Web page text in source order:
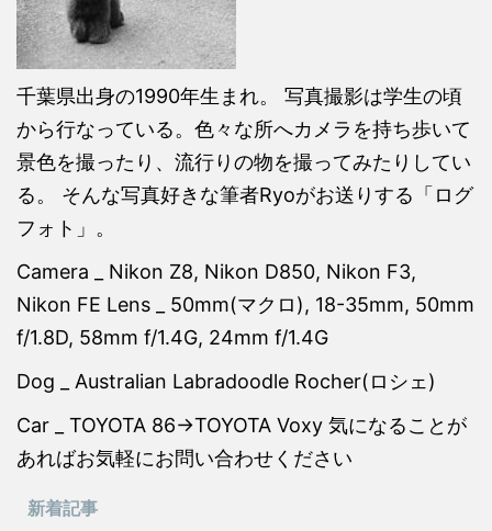
千葉県出身の1990年生まれ。 写真撮影は学生の頃
から行なっている。色々な所へカメラを持ち歩いて
景色を撮ったり、流行りの物を撮ってみたりしてい
る。 そんな写真好きな筆者Ryoがお送りする「ログ
フォト」。
Camera _ Nikon Z8, Nikon D850, Nikon F3,
Nikon FE Lens _ 50mm(マクロ), 18-35mm, 50mm
f/1.8D, 58mm f/1.4G, 24mm f/1.4G
Dog _ Australian Labradoodle Rocher(ロシェ)
Car _ TOYOTA 86→TOYOTA Voxy 気になることが
あればお気軽にお問い合わせください
新着記事